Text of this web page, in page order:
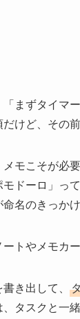
まずタイマー
けど、その
モこそが必
ドーロ」っ
名のきっか
トやメモカ
き出して、
タスクと一